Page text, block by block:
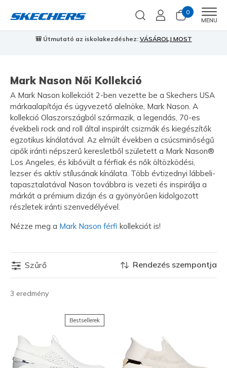
0
MENU
🎒 Útmutató az iskolakezdéshez: VÁSÁROLJ MOST
Mark Nason Női Kollekció
A Mark Nason kollekciót 2-ben vezette be a Skechers USA
márkaalapítója és ügyvezető alelnöke, Mark Nason. A
kollekció Olaszországból származik, a legendás, 70-es
évekbeli rock and roll által inspirált csizmák és kiegészítők
egzotikus kínálatával. Az elmúlt években a csúcsminőségű
cipők iránti népszerű keresletből született a Mark Nason®
Los Angeles, és kibővült a férfiak és nők öltözködési,
lezser és aktív stílusának kínálata. Több évtizednyi lábbeli-
tapasztalatával Nason továbbra is vezeti és inspirálja a
márkát a prémium dizájn és a gyönyörűen kidolgozott
részletek iránti szenvedélyével.
Nézze meg a Mark Nason férfi kollekciót is!
Szűrő
3 eredmény
Rendezés szempontja
Bestsellerek